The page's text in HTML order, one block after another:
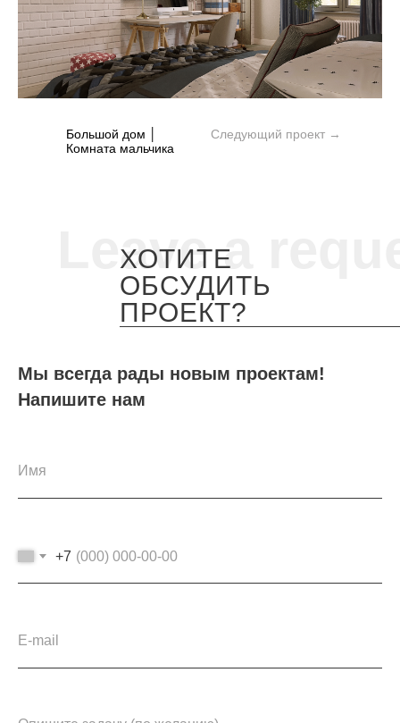
Следующий проект →
Большой дом │
Комната мальчика
Leave a
ХОТИТЕ
ОБСУДИТЬ
ПРОЕКТ?
Мы всегда рады новым проектам!
Напишите нам
+7